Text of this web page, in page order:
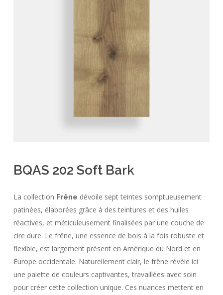
BQAS 202 Soft Bark
La collection Frêne dévoile sept teintes somptueusement
patinées, élaborées grâce à des teintures et des huiles
réactives, et méticuleusement finalisées par une couche de
cire dure. Le frêne, une essence de bois à la fois robuste et
flexible, est largement présent en Amérique du Nord et en
Europe occidentale. Naturellement clair, le frêne révèle ici
une palette de couleurs captivantes, travaillées avec soin
pour créer cette collection unique. Ces nuances mettent en